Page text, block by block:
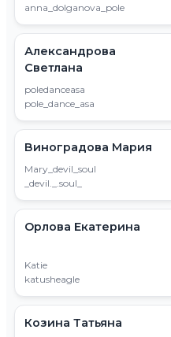
anna_dolganova_pole
Александрова
Светлана
poledanceasa
pole_dance_asa
Виноградова Мария
Mary_devil_soul
_devil._.soul_
Орлова Екатерина
Katie
katusheagle
Козина Татьяна